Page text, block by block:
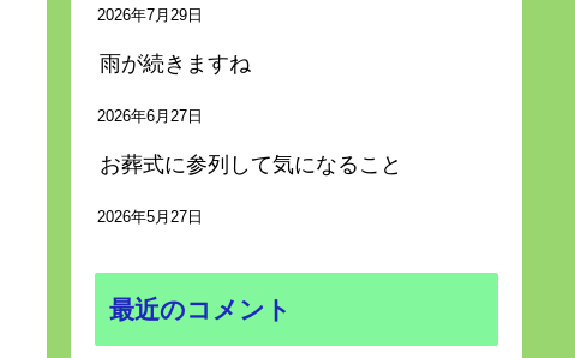
2026年7月29日
雨が続きますね
2026年6月27日
お葬式に参列して気になること
2026年5月27日
最近のコメント